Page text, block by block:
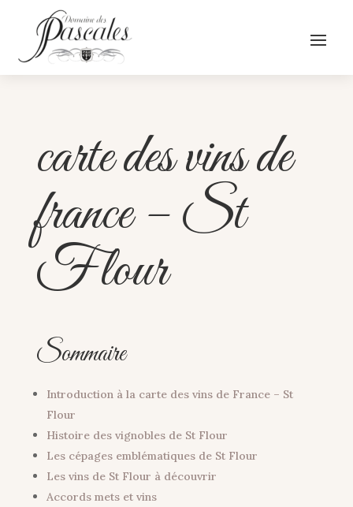
carte des vins de
france – St
Flour
Sommaire
Introduction à la carte des vins de France – St
Flour
Histoire des vignobles de St Flour
Les cépages emblématiques de St Flour
Les vins de St Flour à découvrir
Accords mets et vins